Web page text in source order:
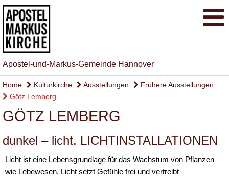
Apostel-und-Markus-Gemeinde Hannover
Home Kulturkirche Ausstellungen
Frühere Ausstellungen
Götz Lemberg
GÖTZ LEMBERG
dunkel – licht. LICHTINSTALLATIONEN
Licht ist eine Lebensgrundlage für das Wachstum von Pflanzen
wie Lebewesen. Licht setzt Gefühle frei und vertreibt